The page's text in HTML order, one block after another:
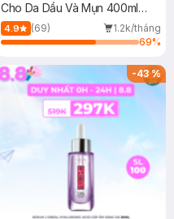
Cho Da Dầu Và Mụn 400ml
(Mới)
4.9 (69)
1.2k/tháng
69%
-43%